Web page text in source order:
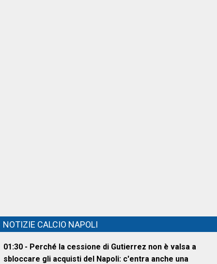
NOTIZIE CALCIO NAPOLI
01:30 - Perché la cessione di Gutierrez non è valsa a
sbloccare gli acquisti del Napoli: c'entra anche una